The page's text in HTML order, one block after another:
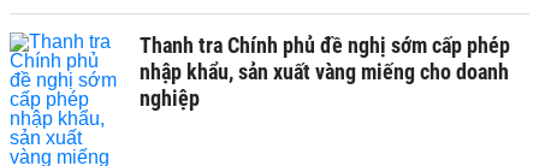
Thanh tra Chính phủ đề nghị sớm cấp phép
nhập khẩu, sản xuất vàng miếng cho doanh
nghiệp